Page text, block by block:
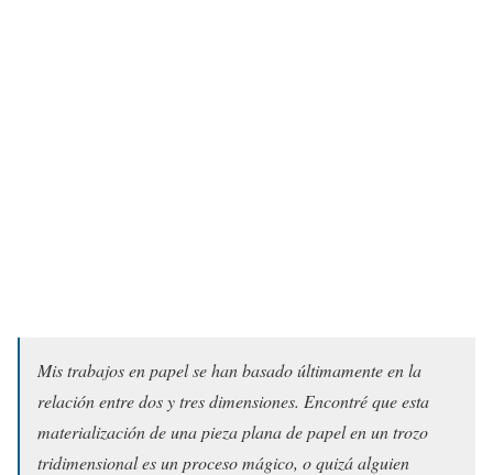
Mis trabajos en papel se han basado últimamente en la
relación entre dos y tres dimensiones. Encontré que esta
materialización de una pieza plana de papel en un trozo
tridimensional es un proceso mágico, o quizá alguien